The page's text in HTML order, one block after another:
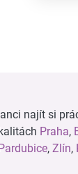
najít si
Praha,
, Zlín,